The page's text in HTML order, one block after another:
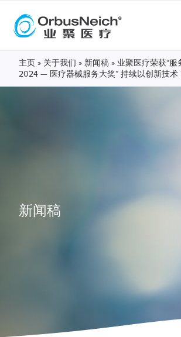
主页 » 关于我们 » 新闻稿 » 业聚医疗荣获“
2024 — 医疗器械服务大奖” 持续以创新技术
新闻稿